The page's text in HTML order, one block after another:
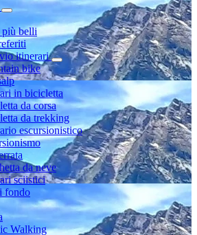
belli
itinerari
bike
in bicicletta
da corsa
da trekking
escursionistico
da neve
sciistici
fondo
Walking